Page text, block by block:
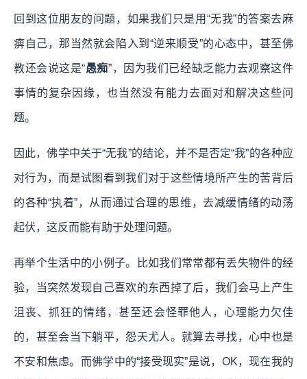
回到这位朋友的问题，如果我们只是用“无我”的答案去麻
痹自己，那当然就会陷入到“逆来顺受”的心态中，甚至佛
教还会说这是“愚痴”，因为我们已经缺乏能力去观察这件
事情的复杂因缘，也当然没有能力去面对和解决这些问
题。
因此，佛学中关于“无我”的结论，并不是否定“我”的各种应
对行为，而是试图看到我们对于这些情境所产生的苦背后
的各种“执着”，从而通过合理的思维，去减缓情绪的动荡
起伏，这反而能有助于处理问题。
再举个生活中的小例子。比如我们常常都有丢失物件的经
验，当突然发现自己喜欢的东西掉了后，我们会马上产生
沮丧、抓狂的情绪，甚至还会怪罪他人，心理能力欠佳
的，甚至会当下躺平，怨天尤人。就算去寻找，心中也是
不安和焦虑。而佛学中的“接受现实”是说，OK，现在我的